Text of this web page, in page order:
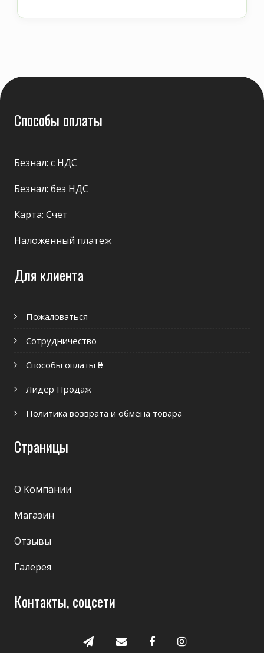
Способы оплаты
Безнал: с НДС
Безнал: без НДС
Карта: Счет
Наложенный платеж
Для клиента
Пожаловаться
Сотрудничество
Способы оплаты ₴
Лидер Продаж
Политика возврата и обмена товара
Страницы
О Компании
Магазин
Отзывы
Галерея
Контакты, соцсети